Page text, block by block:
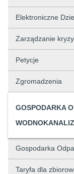
Elektroniczne
Zarządzanie
Petycje
Zgromadzenia
GOSPODARKA
Gospodarka
Taryfa dla